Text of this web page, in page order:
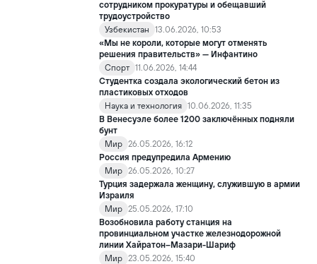
сотрудником прокуратуры и обещавший
трудоустройство
Узбекистан
13.06.2026, 10:53
«Мы не короли, которые могут отменять
решения правительств» — Инфантино
Спорт 11.06.2026, 14:44
Студентка создала экологический бетон из
пластиковых отходов
Наука и технология 10.06.2026, 11:35
В Венесуэле более 1200 заключённых подняли
бунт
Мир 26.05.2026, 16:12
Россия предупредила Армению
Мир 26.05.2026, 10:27
Турция задержала женщину, служившую в армии
Израиля
Мир 25.05.2026, 17:10
Возобновила работу станция на
провинциальном участке железнодорожной
линии Хайратон–Мазари-Шариф
Мир 23.05.2026, 15:40